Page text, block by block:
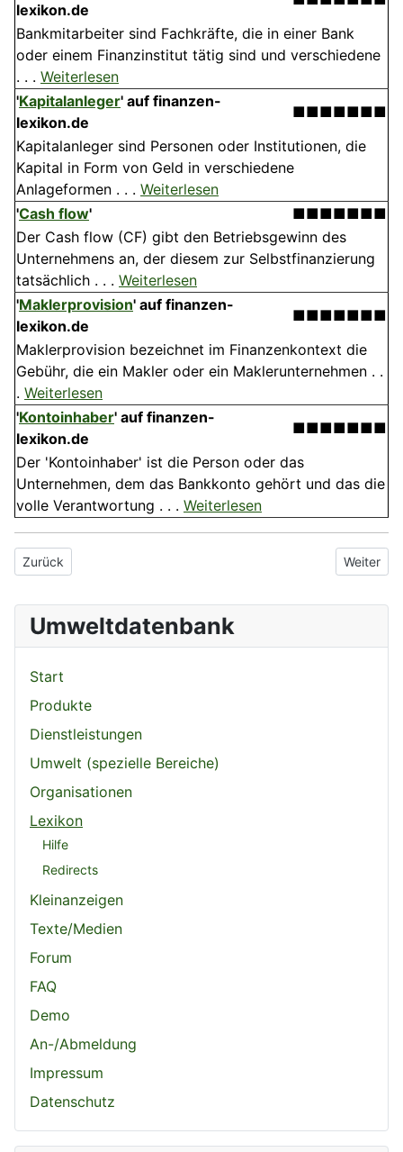
lexikon.de
Bankmitarbeiter sind Fachkräfte, die in einer Bank
oder einem Finanzinstitut tätig sind und verschiedene
. . . Weiterlesen
'Kapitalanleger' auf finanzen-
lexikon.de
■■■■■■■
Kapitalanleger sind Personen oder Institutionen, die
Kapital in Form von Geld in verschiedene
Anlageformen . . . Weiterlesen
'Cash flow'
■■■■■■■
Der Cash flow (CF) gibt den Betriebsgewinn des
Unternehmens an, der diesem zur Selbstfinanzierung
tatsächlich . . . Weiterlesen
'Maklerprovision' auf finanzen-
lexikon.de
■■■■■■■
Maklerprovision bezeichnet im Finanzenkontext die
Gebühr, die ein Makler oder ein Maklerunternehmen . .
. Weiterlesen
'Kontoinhaber' auf finanzen-
lexikon.de
■■■■■■■
Der 'Kontoinhaber' ist die Person oder das
Unternehmen, dem das Bankkonto gehört und das die
volle Verantwortung . . . Weiterlesen
Vorheriger Beitrag: Filtrationstechnologie
Zurück Nächster
Weiter
Umweltdatenbank
Start
Produkte
Dienstleistungen
Umwelt (spezielle Bereiche)
Organisationen
Lexikon
Hilfe
Redirects
Kleinanzeigen
Texte/Medien
Forum
FAQ
Demo
An-/Abmeldung
Impressum
Datenschutz